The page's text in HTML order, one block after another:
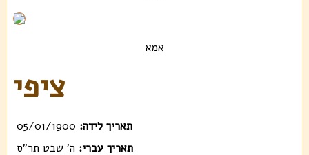
אמא
ציפי
תאריך לידה: 05/01/1900
תאריך עברי: ה' שבט תר"ס